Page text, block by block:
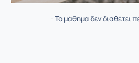
- Το μάθημα δεν διαθέτει